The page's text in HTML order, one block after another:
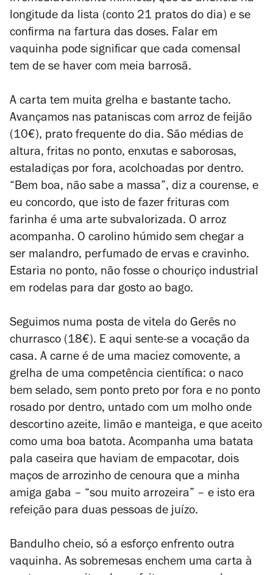
longitude da lista (conto 21 pratos do dia) e se
confirma na fartura das doses. Falar em
vaquinha pode significar que cada comensal
tem de se haver com meia barrosã.
A carta tem muita grelha e bastante tacho.
Avançamos nas pataniscas com arroz de feijão
(10€), prato frequente do dia. São médias de
altura, fritas no ponto, enxutas e saborosas,
estaladiças por fora, acolchoadas por dentro.
“Bem boa, não sabe a massa”, diz a courense, e
eu concordo, que isto de fazer frituras com
farinha é uma arte subvalorizada. O arroz
acompanha. O carolino húmido sem chegar a
ser malandro, perfumado de ervas e cravinho.
Estaria no ponto, não fosse o chouriço industrial
em rodelas para dar gosto ao bago.
Seguimos numa posta de vitela do Gerês no
churrasco (18€). E aqui sente-se a vocação da
casa. A carne é de uma maciez comovente, a
grelha de uma competência científica: o naco
bem selado, sem ponto preto por fora e no ponto
rosado por dentro, untado com um molho onde
descortino azeite, limão e manteiga, e que aceito
como uma boa batota. Acompanha uma batata
pala caseira que haviam de empacotar, dois
maços de arrozinho de cenoura que a minha
amiga gaba – “sou muito arrozeira” – e isto era
refeição para duas pessoas de juízo.
Bandulho cheio, só a esforço enfrento outra
vaquinha. As sobremesas enchem uma carta à